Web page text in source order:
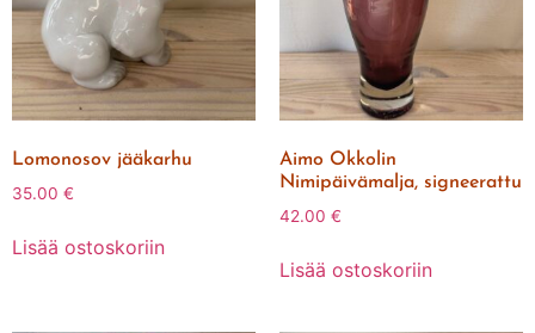
Lomonosov jääkarhu
35.00 €
Lisää ostoskoriin
Aimo Okkolin
Nimipäivämalja, signeerattu
42.00 €
Lisää ostoskoriin